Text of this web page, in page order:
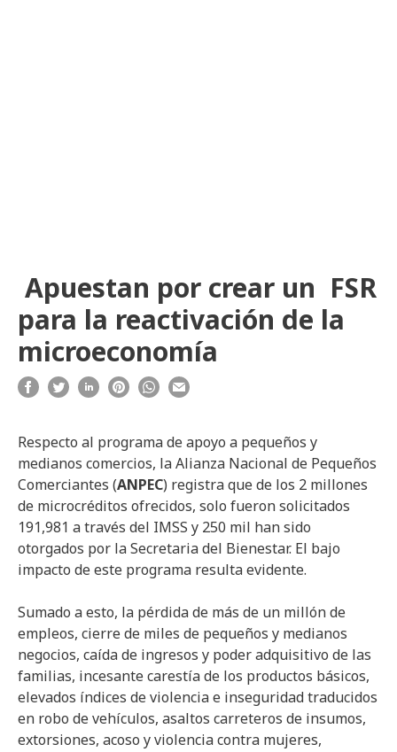
Apuestan por crear un FSR
para la reactivación de la
microeconomía
Respecto al programa de apoyo a pequeños y
medianos comercios, la Alianza Nacional de Pequeños
Comerciantes (ANPEC) registra que de los 2 millones
de microcréditos ofrecidos, solo fueron solicitados
191,981 a través del IMSS y 250 mil han sido
otorgados por la Secretaria del Bienestar. El bajo
impacto de este programa resulta evidente.
Sumado a esto, la pérdida de más de un millón de
empleos, cierre de miles de pequeños y medianos
negocios, caída de ingresos y poder adquisitivo de las
familias, incesante carestía de los productos básicos,
elevados índices de violencia e inseguridad traducidos
en robo de vehículos, asaltos carreteros de insumos,
extorsiones, acoso y violencia contra mujeres,